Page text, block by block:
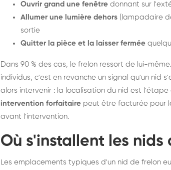
Ouvrir grand une fenêtre donnant sur
Allumer une lumière dehors (lampadaire
sortie
Quitter la pièce et la laisser fermée
Dans 90 % des cas, le frelon ressort de lui-
individus, c'est en revanche un signal qu'un nid
alors intervenir : la localisation du nid est l'étape
intervention forfaitaire peut être facturée pour
avant l'intervention.
Où s'installent les nids
Les emplacements typiques d'un nid de frelon